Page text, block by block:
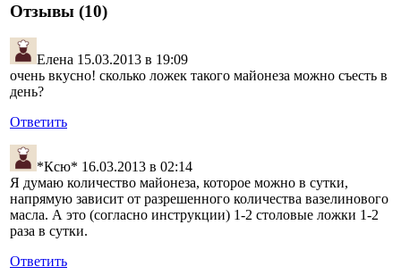
Отзывы (10)
Елена 15.03.2013 в 19:09
очень вкусно! сколько ложек такого майонеза можно съесть в
день?
Ответить
*Ксю* 16.03.2013 в 02:14
Я думаю количество майонеза, которое можно в сутки,
напрямую зависит от разрешенного количества вазелинового
масла. А это (согласно инструкции) 1-2 столовые ложки 1-2
раза в сутки.
Ответить